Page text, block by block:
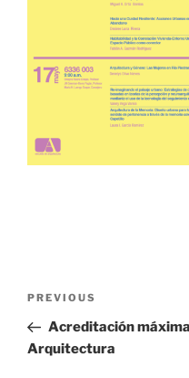
PREVIOUS
Acreditación
Arquitectura